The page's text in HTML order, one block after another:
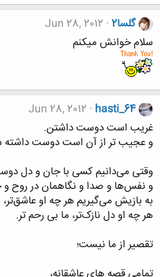
گلسا2
Jun 28, 2012
سلام خوانش میکنم
hasti_64
Jun 28, 2012
غریب است دوست داشتن.
و عجیب تر از آن است دوست
وقتی می‌دانیم کسی با جان و دل
و نفس‌ها و صدا و نگاهمان در روح و
به بازیش می‌گیریم هر چه او
هر چه او دل نازک‌تر، ما بی رحم ‌تر.
تقصیر از ما نیست؛